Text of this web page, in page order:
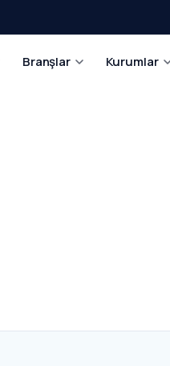
Branşlar Kurumlar